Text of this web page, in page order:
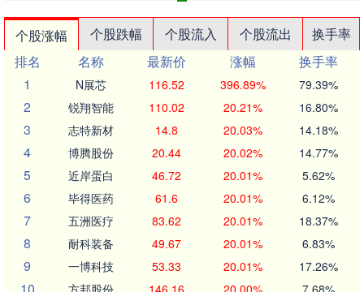
个股涨幅 个股跌幅 个股流入 个股流出
换手率
排名
名称 最新价 涨幅
换手率
1
N展芯 116.52 396.89% 79.39%
2 锐翔智能 110.02 20.21% 16.80%
3 志特新材 14.8 20.03% 14.18%
4 博腾股份 20.44 20.02% 14.77%
5 近岸蛋白 46.72 20.01% 5.62%
6 毕得医药 61.6 20.01% 6.12%
7 五洲医疗 83.62 20.01% 18.37%
8 耐科装备 49.67 20.01% 6.83%
9 一博科技 53.33 20.01% 17.26%
10 方邦股份 146.16 20.00% 7.68%